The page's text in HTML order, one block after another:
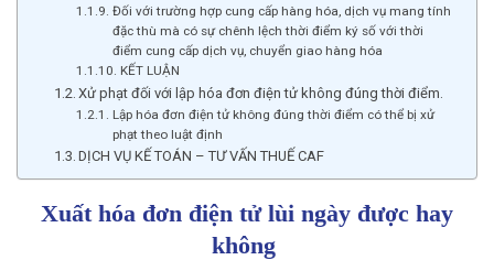
Đối với trường hợp cung cấp hàng hóa, dịch vụ mang tính
đặc thù mà có sự chênh lệch thời điểm ký số với thời
điểm cung cấp dịch vụ, chuyển giao hàng hóa
KẾT LUẬN
Xử phạt đối với lập hóa đơn điện tử không đúng thời điểm.
Lập hóa đơn điện tử không đúng thời điểm có thể bị xử
phạt theo luật định
DỊCH VỤ KẾ TOÁN – TƯ VẤN THUẾ CAF
Xuất hóa đơn điện tử lùi ngày được hay
không